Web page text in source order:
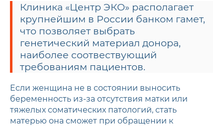
Клиника «Центр ЭКО» располагает
крупнейшим в России банком гамет,
что позволяет выбрать
генетический материал донора,
наиболее соотвествующий
требованиям пациентов.
Если женщина не в состоянии выносить
беременность из-за отсутствия матки или
тяжелых соматических патологий, стать
матерью она сможет при обращении к